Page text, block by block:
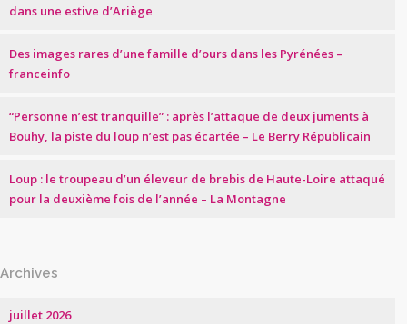
dans une estive d’Ariège
Des images rares d’une famille d’ours dans les Pyrénées –
franceinfo
“Personne n’est tranquille” : après l’attaque de deux juments à
Bouhy, la piste du loup n’est pas écartée – Le Berry Républicain
Loup : le troupeau d’un éleveur de brebis de Haute-Loire attaqué
pour la deuxième fois de l’année – La Montagne
Archives
juillet 2026